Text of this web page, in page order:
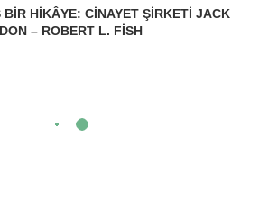
BIR HIKÂYE: CINAYET ŞIRKETI JACK
– ROBERT L. FISH